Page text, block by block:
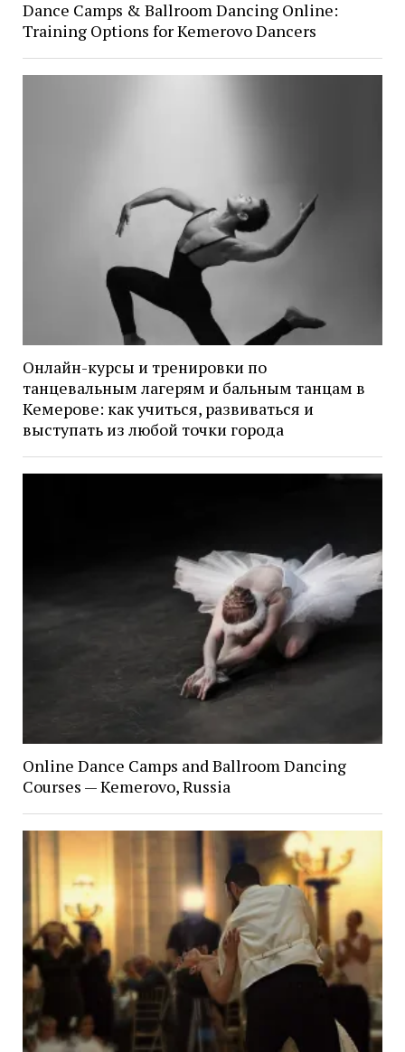
Dance Camps & Ballroom Dancing Online:
Training Options for Kemerovo Dancers
Онлайн-курсы и тренировки по
танцевальным лагерям и бальным танцам в
Кемерове: как учиться, развиваться и
выступать из любой точки города
Online Dance Camps and Ballroom Dancing
Courses — Kemerovo, Russia